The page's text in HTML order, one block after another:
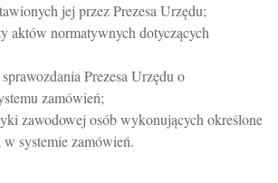
jej przez Prezesa Urzędu;
aktów normatywnych dotyczących
Prezesa Urzędu o
zamówień;
zawodowej osób wykonujących określone
systemie zamówień.